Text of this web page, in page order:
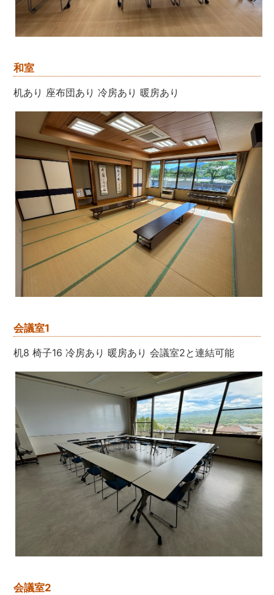
和室
机あり 座布団あり 冷房あり 暖房あり
会議室1
机8 椅子16 冷房あり 暖房あり 会議室2と連結可能
会議室2